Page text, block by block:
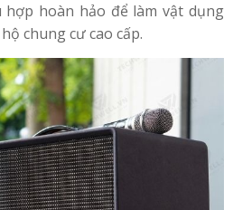
hoàn hảo để làm vật dụng
chung cư cao cấp.